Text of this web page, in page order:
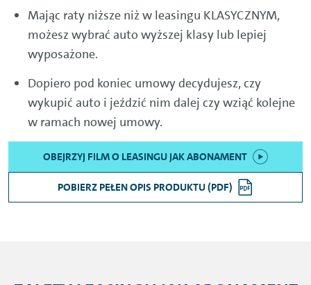
Mając raty niższe niż w leasingu KLASYCZNYM,
możesz wybrać auto wyższej klasy lub lepiej
wyposażone.
Dopiero pod koniec umowy decydujesz, czy
wykupić auto i jeździć nim dalej czy wziąć kolejne
w ramach nowej umowy.
OBEJRZYJ FILM O LEASINGU JAK ABONAMENT
POBIERZ PEŁEN OPIS PRODUKTU (PDF)